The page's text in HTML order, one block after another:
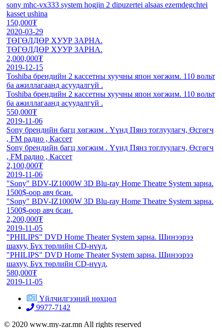
sony mhc-vx333 system hogjin 2 dipuzertei alsaas ezemdegchtei
kasset ushina
150,000₮
2020-03-29
ТӨГӨЛДӨР ХУУР ЗАРНА.
ТӨГӨЛДӨР ХУУР ЗАРНА.
2,000,000₮
2019-12-15
Toshiba брендийн 2 кассетны хуучны япон хөгжим. 110 вольт
ба ажиллагаанд асуудалгүй .
Toshiba брендийн 2 кассетны хуучны япон хөгжим. 110 вольт
ба ажиллагаанд асуудалгүй .
550,000₮
2019-11-06
Sony брендийн багц хөгжим . Үүнд Пянз тоглуулагч, Өсгөгч
, FM радио , Кассет
Sony брендийн багц хөгжим . Үүнд Пянз тоглуулагч, Өсгөгч
, FM радио , Кассет
2,100,000₮
2019-11-06
"Sony" BDV-IZ1000W 3D Blu-ray Home Theatre System зарна.
1500$-оор авч бсан.
"Sony" BDV-IZ1000W 3D Blu-ray Home Theatre System зарна.
1500$-оор авч бсан.
2,200,000₮
2019-11-05
"PHILIPS" DVD Home Theater System зарна. Шинээрээ
шахуу, Бүх төрлийн CD-нүүд,
"PHILIPS" DVD Home Theater System зарна. Шинээрээ
шахуу, Бүх төрлийн CD-нүүд,
580,000₮
2019-11-05
Үйлчилгээний нөхцөл
9977-7142
© 2020 www.my-zar.mn All rights reserved